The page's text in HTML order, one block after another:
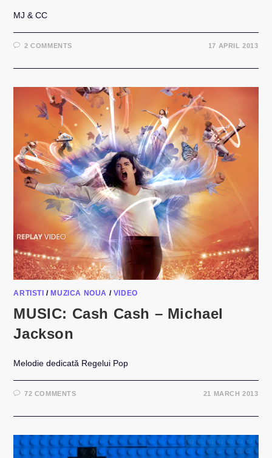
MJ & CC
2 COMMENTS 17 APRIL 2013
ARTISTI / MUZICA NOUA / VIDEO
MUSIC: Cash Cash – Michael
Jackson
Melodie dedicată Regelui Pop
72 COMMENTS 21 MARCH 2013